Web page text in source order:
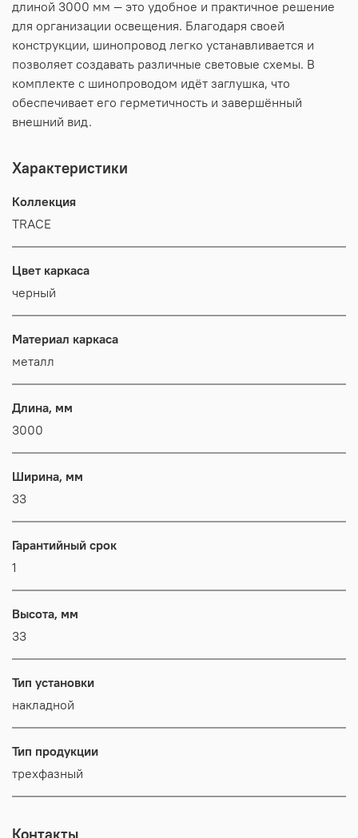
длиной 3000 мм — это удобное и практичное решение
для организации освещения. Благодаря своей
конструкции, шинопровод легко устанавливается и
позволяет создавать различные световые схемы. В
комплекте с шинопроводом идёт заглушка, что
обеспечивает его герметичность и завершённый
внешний вид.
Характеристики
Коллекция
TRACE
Цвет каркаса
черный
Материал каркаса
металл
Длина, мм
3000
Ширина, мм
33
Гарантийный срок
1
Высота, мм
33
Тип установки
накладной
Тип продукции
трехфазный
Контакты